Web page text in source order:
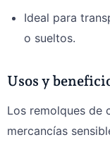
Ideal para
o sueltos.
Usos y
Los remolques de
mercancías